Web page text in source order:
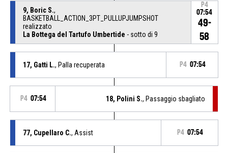
9, Boric S.,
BASKETBALL_ACTION_3PT_PULLUPJUMPSHOT
realizzato
La Bottega del Tartufo Umbertide - sotto di 9
P4
07:54
49-
58
17, Gatti L., Palla recuperata P4 07:54
P4 07:54 18, Polini S., Passaggio sbagliato
77, Cupellaro C., Assist P4 07:54